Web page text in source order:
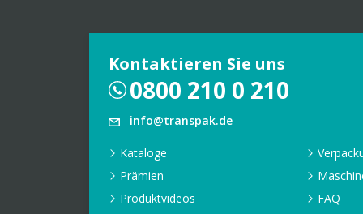
Kontaktieren Sie uns
0800 210 0 210
info@transpak.de
Kataloge
Prämien
Produktvideos
FAQ